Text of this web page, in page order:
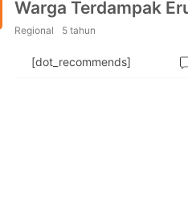
Warga Terdampak
Semeru
Regional 5 tahun
[dot_recommends]